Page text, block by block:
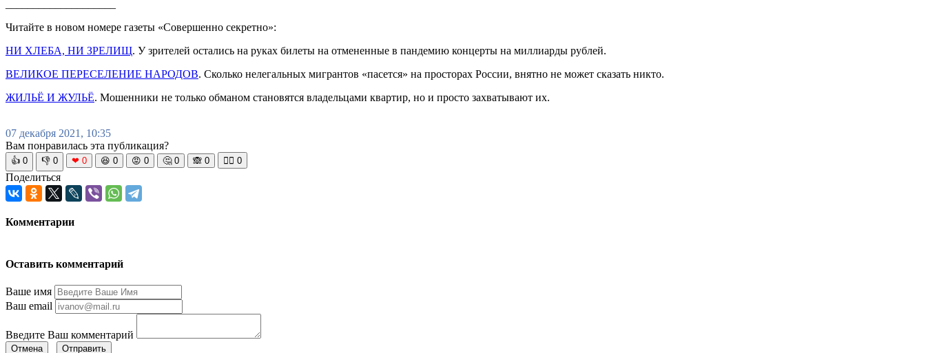
Читайте в новом номере газеты «Совершенно секретно»:
НИ ХЛЕБА, НИ ЗРЕЛИЩ. У зрителей остались на руках билеты на отмененные в пандемию концерты на миллиарды рублей.
ВЕЛИКОЕ ПЕРЕСЕЛЕНИЕ НАРОДОВ. Сколько нелегальных мигрантов «пасется» на просторах России, внятно не может сказать никто.
ЖИЛЬЁ И ЖУЛЬЁ. Мошенники не только обманом становятся владельцами квартир, но и просто захватывают их.
07 декабря 2021, 10:35
Вам понравилась эта публикация?
👍 0 👎 0 ❤ 0 😆 0 😡 0 🤔 0 🙈 0 🧘‍♀️ 0
Поделиться
Комментарии
Оставить комментарий
Ваше имя
Ваш email
Введите Ваш комментарий
Отмена Отправить